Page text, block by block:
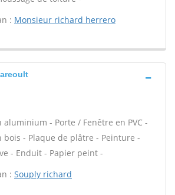
: Monsieur richard herrero
aluminium - Porte / Fenêtre en PVC -
bois - Plaque de plâtre - Peinture -
- Enduit - Papier peint -
: Souply richard